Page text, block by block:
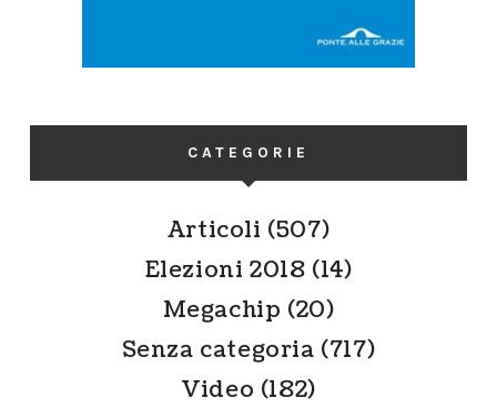
CATEGORIE
Articoli (507)
Elezioni 2018 (14)
Megachip (20)
Senza categoria (717)
Video (182)